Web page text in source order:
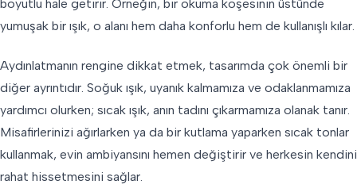
boyutlu hale getirir. Örneğin, bir okuma köşesinin üstünde
yumuşak bir ışık, o alanı hem daha konforlu hem de kullanışlı kılar.
Aydınlatmanın rengine dikkat etmek, tasarımda çok önemli bir
diğer ayrıntıdır. Soğuk ışık, uyanık kalmamıza ve odaklanmamıza
yardımcı olurken; sıcak ışık, anın tadını çıkarmamıza olanak tanır.
Misafirlerinizi ağırlarken ya da bir kutlama yaparken sıcak tonlar
kullanmak, evin ambiyansını hemen değiştirir ve herkesin kendini
rahat hissetmesini sağlar.